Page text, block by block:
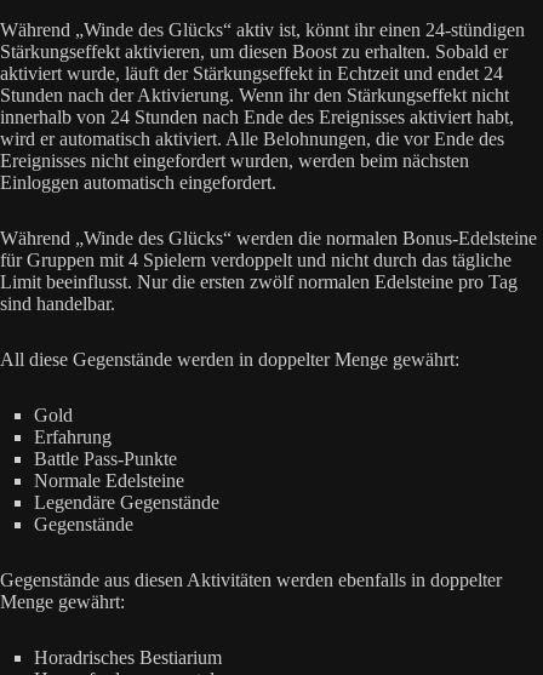
Während „Winde des Glücks“ aktiv ist, könnt ihr einen 24-stündigen
Stärkungseffekt aktivieren, um diesen Boost zu erhalten. Sobald er
aktiviert wurde, läuft der Stärkungseffekt in Echtzeit und endet 24
Stunden nach der Aktivierung. Wenn ihr den Stärkungseffekt nicht
innerhalb von 24 Stunden nach Ende des Ereignisses aktiviert habt,
wird er automatisch aktiviert. Alle Belohnungen, die vor Ende des
Ereignisses nicht eingefordert wurden, werden beim nächsten
Einloggen automatisch eingefordert.
Während „Winde des Glücks“ werden die normalen Bonus-Edelsteine
für Gruppen mit 4 Spielern verdoppelt und nicht durch das tägliche
Limit beeinflusst. Nur die ersten zwölf normalen Edelsteine pro Tag
sind handelbar.
All diese Gegenstände werden in doppelter Menge gewährt:
Gold
Erfahrung
Battle Pass-Punkte
Normale Edelsteine
Legendäre Gegenstände
Gegenstände
Gegenstände aus diesen Aktivitäten werden ebenfalls in doppelter
Menge gewährt:
Horadrisches Bestiarium